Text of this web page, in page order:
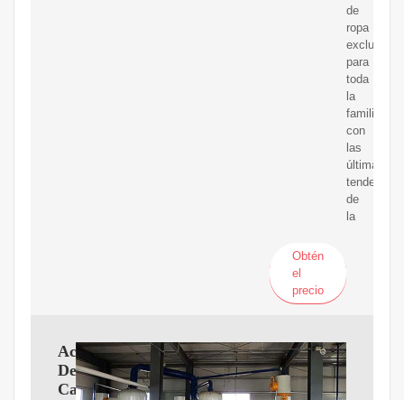
de
ropa
exclusiva
para
toda
la
familia
con
las
últimas
tendencias
de
la
Obtén
el
precio
Aceite
De
Canamo